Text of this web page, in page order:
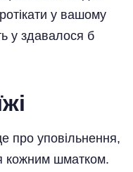
у вашому
у здавалося б
про уповільнення,
кожним шматком.